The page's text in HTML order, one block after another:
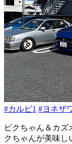
#カルビ1 #ヨネザ
ピクちゃん＆カ
クちゃんが美味し